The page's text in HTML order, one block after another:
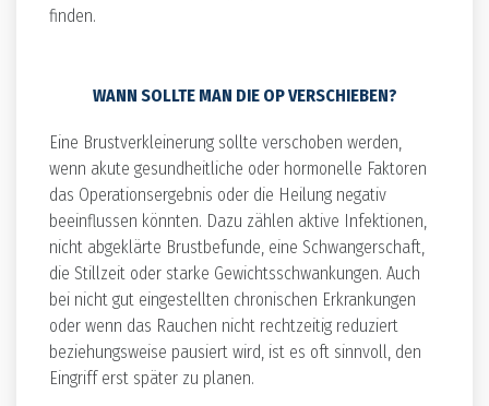
finden.
WANN SOLLTE MAN DIE OP VERSCHIEBEN?
Eine Brustverkleinerung sollte verschoben werden,
wenn akute gesundheitliche oder hormonelle Faktoren
das Operationsergebnis oder die Heilung negativ
beeinflussen könnten. Dazu zählen aktive Infektionen,
nicht abgeklärte Brustbefunde, eine Schwangerschaft,
die Stillzeit oder starke Gewichtsschwankungen. Auch
bei nicht gut eingestellten chronischen Erkrankungen
oder wenn das Rauchen nicht rechtzeitig reduziert
beziehungsweise pausiert wird, ist es oft sinnvoll, den
Eingriff erst später zu planen.